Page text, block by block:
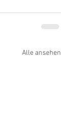
Alle ansehen